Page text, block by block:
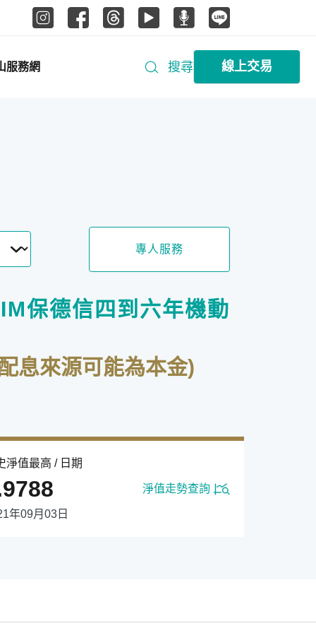
服務網 搜尋 線上交易
專人服務
保德信四到六年機動
息來源可能為本金)
淨值最高 / 日期
年09月03日
淨值走勢查詢